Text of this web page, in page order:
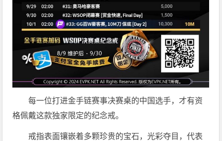
每一位打进金手链赛事决赛桌的中国选手，才有资
格佩戴这款独家限定的纪念戒。
戒指表面镶嵌着多颗珍贵的宝石，光彩夺目，代表